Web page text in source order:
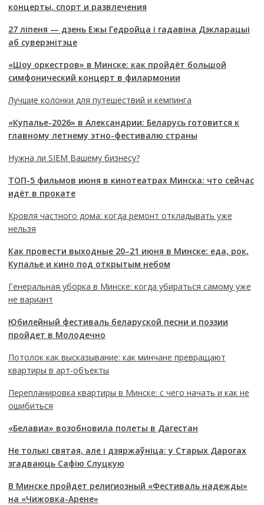
концерты, спорт и развлечения
27 ліпеня — дзень Ежы Гедройца і гадавіна Дэкларацыі
аб суверэнітэце
«Шоу оркестров» в Минске: как пройдёт большой
симфонический концерт в филармонии
Лучшие колонки для путешествий и кемпинга
«Купалье-2026» в Александрии: Беларусь готовится к
главному летнему этно-фестивалю страны
Нужна ли SIEM Вашему бизнесу?
ТОП-5 фильмов июня в кинотеатрах Минска: что сейчас
идёт в прокате
Кровля частного дома: когда ремонт откладывать уже
нельзя
Как провести выходные 20–21 июня в Минске: еда, рок,
Купалье и кино под открытым небом
Генеральная уборка в Минске: когда убираться самому уже
не вариант
Юбилейный фестиваль беларуской песни и поэзии
пройдет в Молодечно
Потолок как высказывание: как минчане превращают
квартиры в арт-объекты
Перепланировка квартиры в Минске: с чего начать и как не
ошибиться
«Белавиа» возобновила полеты в Дагестан
Не толькі святая, але і дзяржаўніца: у Старых Дарогах
згадваюць Сафію Слуцкую
В Минске пройдет религиозный «Фестиваль надежды»
на «Чижовка-Арене»